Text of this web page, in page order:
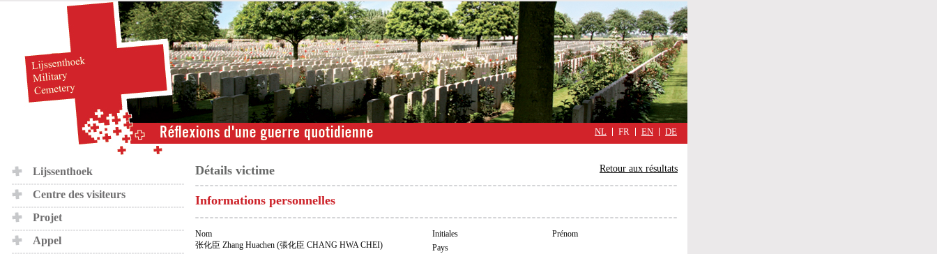
military
cimmetary,
Réflexions
d'une
quotidienne
NL FR EN DE
Lijssenthoek
Centre des visiteurs
Projet
Appel
Retour aux résultats
Détails victime
Informations personnelles
Nom
张化臣 Zhang Huachen (張化臣 CHANG HWA CHEI)
Initiales
Prénom
Pays